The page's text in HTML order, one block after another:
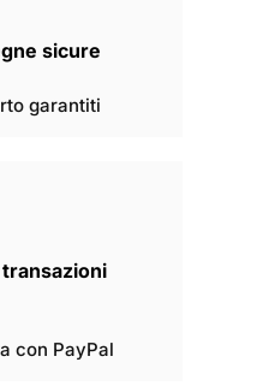
sicure
garantiti
con PayPal